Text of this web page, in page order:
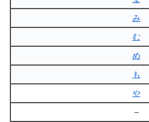
み
む
め
も
や
–